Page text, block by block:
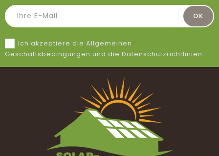
Ich akzeptiere die Allgemeinen
Geschäftsbedingungen und die Datenschutzrichtlinien